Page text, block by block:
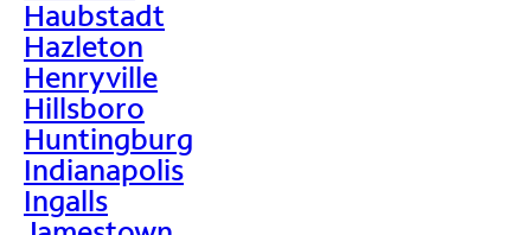
Haubstadt
Hazleton
Henryville
Hillsboro
Huntingburg
Indianapolis
Ingalls